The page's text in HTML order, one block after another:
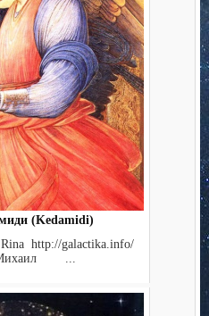
(Kedamidi)
http://galactika.info/
...